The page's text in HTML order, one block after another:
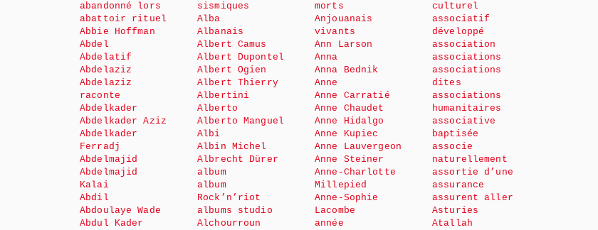
abandonné lors
abattoir rituel
Abbie Hoffman
Abdel
Abdelatif
Abdelaziz
Abdelaziz
raconte
Abdelkader
Abdelkader Aziz
Abdelkader
Ferradj
Abdelmajid
Abdelmajid
Kalai
Abdil
Abdoulaye Wade
Abdul Kader
sismiques
Alba
Albanais
Albert Camus
Albert Dupontel
Albert Ogien
Albert Thierry
Albertini
Alberto
Alberto Manguel
Albi
Albin Michel
Albrecht Dürer
album
album
Rock’n’riot
albums studio
Alchourroun
morts
Anjouanais
vivants
Ann Larson
Anna
Anna Bednik
Anne
Anne Carratié
Anne Chaudet
Anne Hidalgo
Anne Kupiec
Anne Lauvergeon
Anne Steiner
Anne-Charlotte
Millepied
Anne-Sophie
Lacombe
année
culturel
associatif
développé
association
associations
associations
dites
associations
humanitaires
associative
baptisée
associe
naturellement
assortie d’une
assurance
assurent aller
Asturies
Atallah